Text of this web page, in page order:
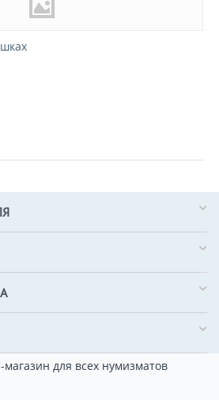
для всех нумизматов